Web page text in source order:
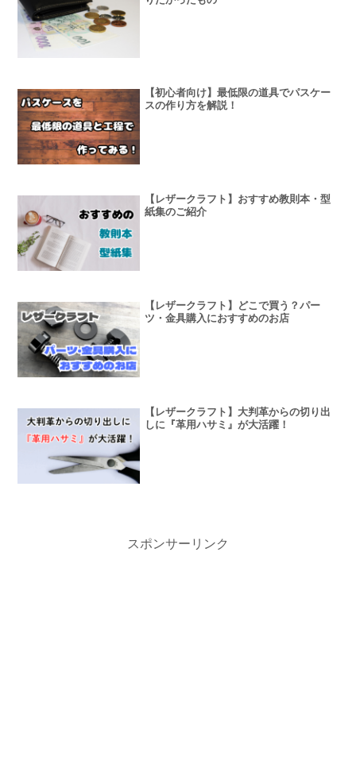
【初心者向け】最低限の道具でパスケー
スの作り方を解説！
【レザークラフト】おすすめ教則本・型
紙集のご紹介
【レザークラフト】どこで買う？パー
ツ・金具購入におすすめのお店
【レザークラフト】大判革からの切り出
しに『革用ハサミ』が大活躍！
スポンサーリンク